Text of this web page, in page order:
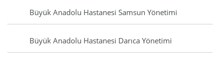
Büyük Anadolu Hastanesi Samsun Yönetimi
Büyük Anadolu Hastanesi Darıca Yönetimi